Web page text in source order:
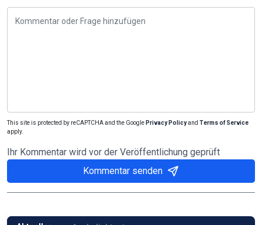
This site is protected by reCAPTCHA and the Google Privacy Policyand Terms of Service
apply.
Ihr Kommentar wird vor der Veröffentlichung geprüft
Kommentar senden